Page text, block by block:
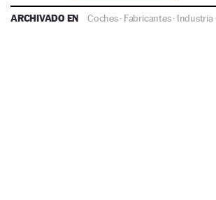
ARCHIVADO EN Coches· Fabricantes· Industria·